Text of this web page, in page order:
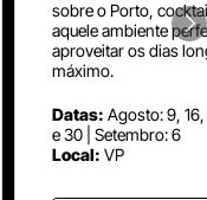
sobre o Porto,
aquele ambiente
aproveitar os dias
máximo.
Datas: Agosto: 9,
e 30 | Setembro: 6
Local: VP